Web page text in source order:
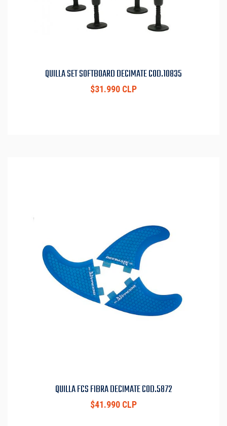
QUILLA SET SOFTBOARD DECIMATE COD.10835
$31.990 CLP
QUILLA FCS FIBRA DECIMATE COD.5872
$41.990 CLP